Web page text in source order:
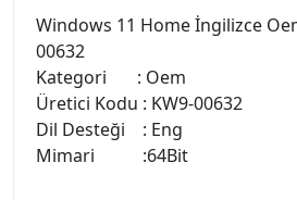
Windows 11 Home İngilizce
00632
Kategori : Oem
Üretici Kodu : KW9-00632
Dil Desteği : Eng
Mimari :64Bit